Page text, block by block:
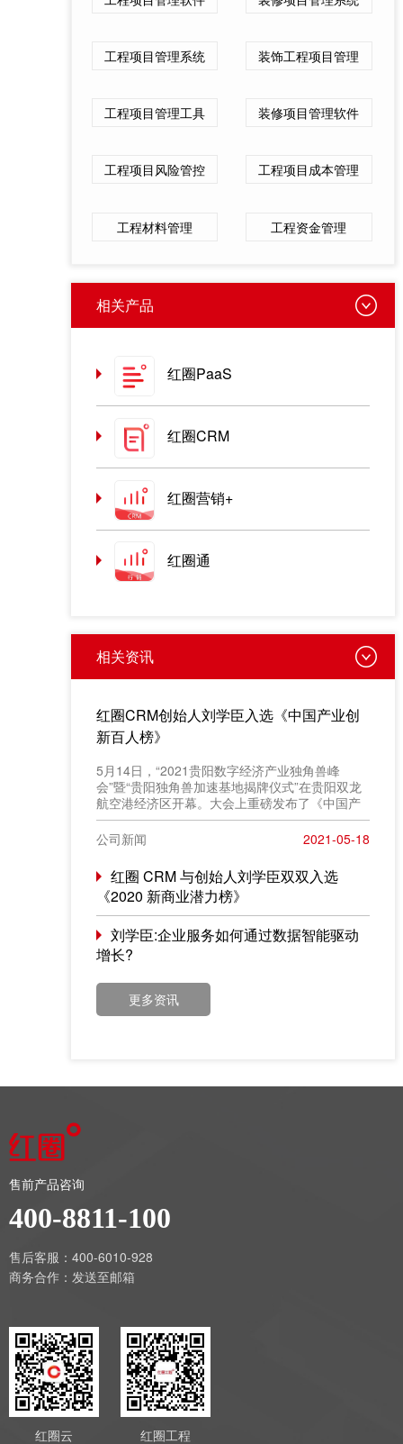
工程项目管理系统 装饰工程项目管理
工程项目管理工具 装修项目管理软件
工程项目风险管控 工程项目成本管理
工程材料管理 工程资金管理
相关产品
红圈PaaS
红圈CRM
红圈营销+
红圈通
相关资讯
红圈CRM创始人刘学臣入选《中国产业创
新百人榜》
​5月14日，“2021贵阳数字经济产业独角兽峰
会”暨“贵阳独角兽加速基地揭牌仪式”在贵阳双龙
航空港经济区开幕。大会上重磅发布了《中国产
业创新百人榜》评选结果，红圈 CRM 创始人
&CEO 刘学臣成功入选“2021产业创新百人榜”。
公司新闻 2021-05-18
红圈 CRM 与创始人刘学臣双双入选
《2020 新商业潜力榜》
刘学臣:企业服务如何通过数据智能驱动
增长?
更多资讯
售前产品咨询
400-8811-100
售后客服：400-6010-928
商务合作： 发送至邮箱
红圈云 红圈工程